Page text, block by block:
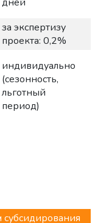
за экспертизу
проекта: 0,2%
индивидуально
(сезонность,
льготный
период)
субсидирования